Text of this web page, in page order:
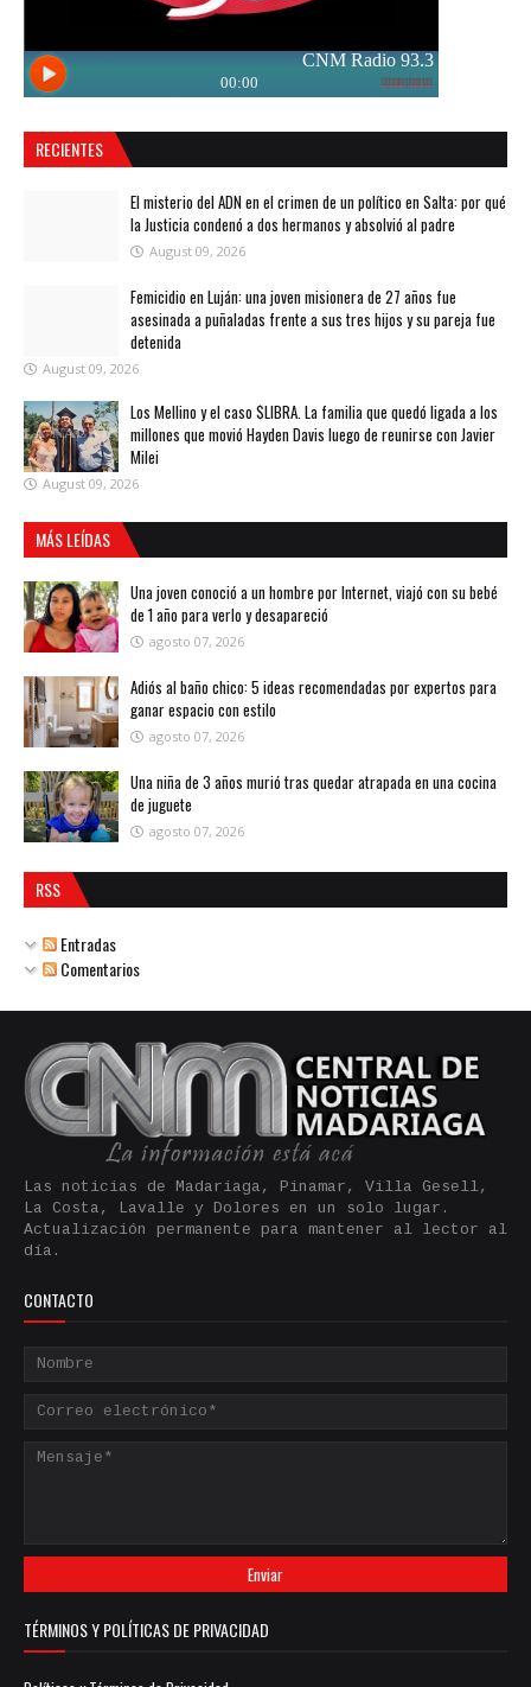
RECIENTES
El misterio del ADN en el crimen de un político en Salta: por qué
la Justicia condenó a dos hermanos y absolvió al padre
August 09, 2026
Femicidio en Luján: una joven misionera de 27 años fue
asesinada a puñaladas frente a sus tres hijos y su pareja fue
detenida
August 09, 2026
Los Mellino y el caso $LIBRA. La familia que quedó ligada a los
millones que movió Hayden Davis luego de reunirse con Javier
Milei
August 09, 2026
MÁS LEÍDAS
Una joven conoció a un hombre por Internet, viajó con su bebé
de 1 año para verlo y desapareció
agosto 07, 2026
Adiós al baño chico: 5 ideas recomendadas por expertos para
ganar espacio con estilo
agosto 07, 2026
Una niña de 3 años murió tras quedar atrapada en una cocina
de juguete
agosto 07, 2026
RSS
Entradas
Comentarios
Las noticias de Madariaga, Pinamar, Villa Gesell,
La Costa, Lavalle y Dolores en un solo lugar.
Actualización permanente para mantener al lector al
día.
CONTACTO
TÉRMINOS Y POLÍTICAS DE PRIVACIDAD